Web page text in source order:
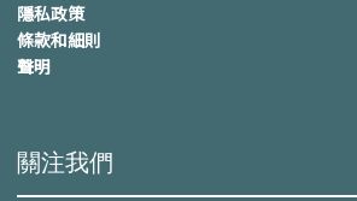
隱私政策
條款和細則
聲明
關注我們